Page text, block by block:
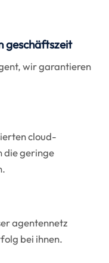
geschäftszeit
wir garantieren
cloud-
die geringe
agentennetz
bei ihnen.